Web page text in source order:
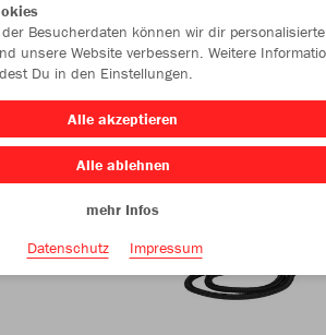
Besucherdaten können wir dir personalisierte
unsere Website verbessern. Weitere
Du in den Einstellungen.
Alle akzeptieren
Alle ablehnen
mehr Infos
Datenschutz
Impressum